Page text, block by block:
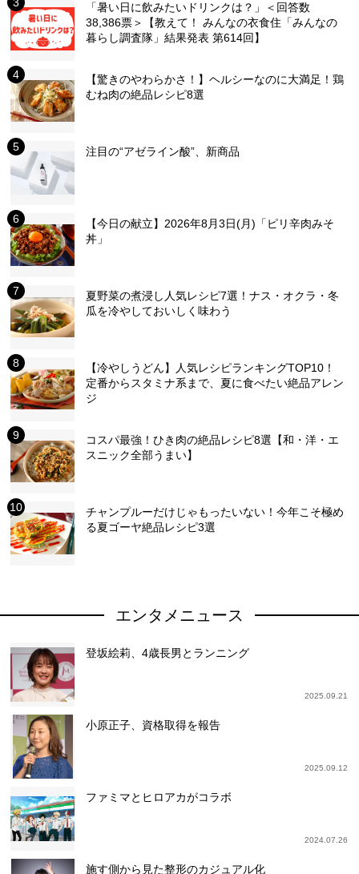
「暑い日に飲みたいドリンクは？」＜回答数
38,386票＞【教えて！ みんなの衣食住「みんなの
暮らし調査隊」結果発表 第614回】
【驚きのやわらかさ！】ヘルシーなのに大満足！鶏
むね肉の絶品レシピ8選
注目の“アゼライン酸”、新商品
【今日の献立】2026年8月3日(月)「ピリ辛肉みそ
丼」
夏野菜の煮浸し人気レシピ7選！ナス・オクラ・冬
瓜を冷やしておいしく味わう
【冷やしうどん】人気レシピランキングTOP10！
定番からスタミナ系まで、夏に食べたい絶品アレン
ジ
コスパ最強！ひき肉の絶品レシピ8選【和・洋・エ
スニック全部うまい】
チャンプルーだけじゃもったいない！今年こそ極め
る夏ゴーヤ絶品レシピ3選
エンタメニュース
登坂絵莉、4歳長男とランニング
2025.09.21
小原正子、資格取得を報告
2025.09.12
ファミマとヒロアカがコラボ
2024.07.26
施す側から見た整形のカジュアル化